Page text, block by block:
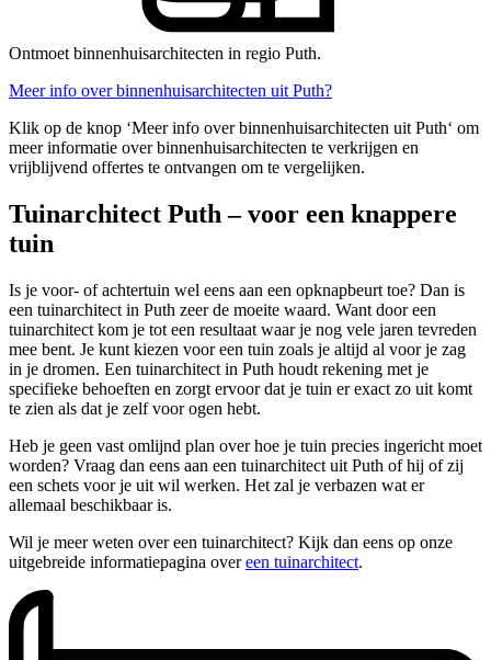
Ontmoet binnenhuisarchitecten in regio Puth.
Meer info over binnenhuisarchitecten uit Puth?
Klik op de knop ‘Meer info over binnenhuisarchitecten uit Puth‘ om
meer informatie over binnenhuisarchitecten te verkrijgen en
vrijblijvend offertes te ontvangen om te vergelijken.
Tuinarchitect Puth – voor een knappere
tuin
Is je voor- of achtertuin wel eens aan een opknapbeurt toe? Dan is
een tuinarchitect in Puth zeer de moeite waard. Want door een
tuinarchitect kom je tot een resultaat waar je nog vele jaren tevreden
mee bent. Je kunt kiezen voor een tuin zoals je altijd al voor je zag
in je dromen. Een tuinarchitect in Puth houdt rekening met je
specifieke behoeften en zorgt ervoor dat je tuin er exact zo uit komt
te zien als dat je zelf voor ogen hebt.
Heb je geen vast omlijnd plan over hoe je tuin precies ingericht moet
worden? Vraag dan eens aan een tuinarchitect uit Puth of hij of zij
een schets voor je uit wil werken. Het zal je verbazen wat er
allemaal beschikbaar is.
Wil je meer weten over een tuinarchitect? Kijk dan eens op onze
uitgebreide informatiepagina overeen tuinarchitect.